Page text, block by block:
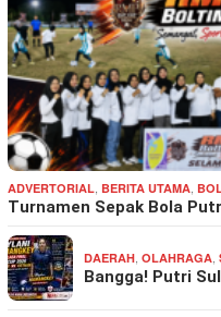
ADVERTORIAL BERITA UTAMA
Turnamen Sepak Bola
DAERAH OLAHRAGA
Bangga! Putri